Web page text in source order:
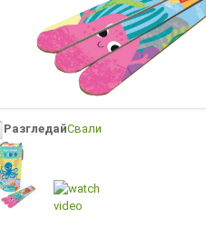
РазгледайСвали